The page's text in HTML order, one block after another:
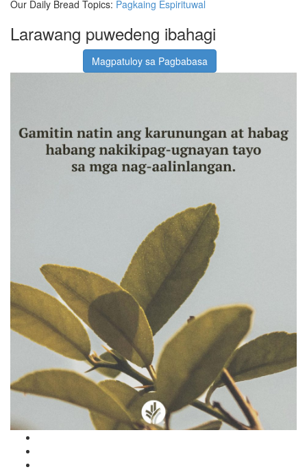
Our Daily Bread Topics: Pagkaing Espirituwal
Larawang puwedeng ibahagi
Magpatuloy sa Pagbabasa